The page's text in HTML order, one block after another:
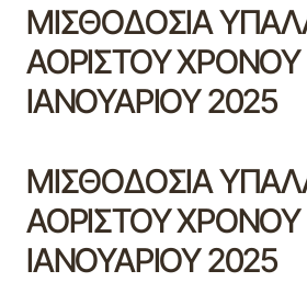
ΜΙΣΘΟΔΟΣΙΑ
ΑΟΡΙΣΤΟΥ
ΙΑΝΟΥΑΡΙΟΥ 2025
ΜΙΣΘΟΔΟΣΙΑ
ΑΟΡΙΣΤΟΥ
ΙΑΝΟΥΑΡΙΟΥ 2025